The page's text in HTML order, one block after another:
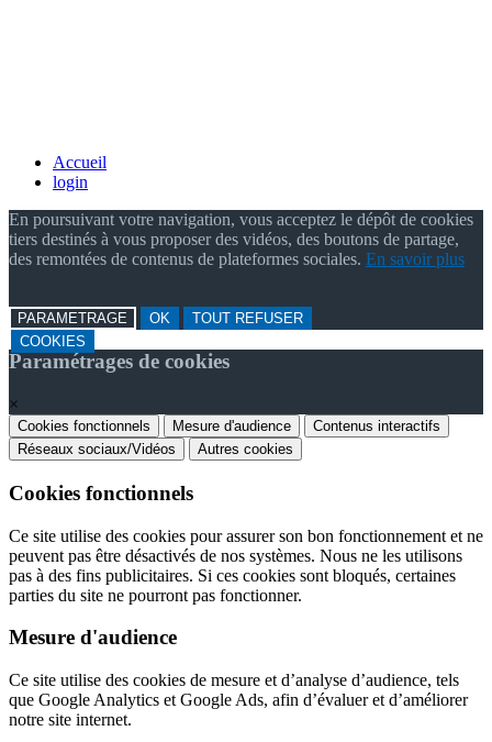
Accueil
login
En poursuivant votre navigation, vous acceptez le dépôt de cookies
tiers destinés à vous proposer des vidéos, des boutons de partage,
des remontées de contenus de plateformes sociales. En savoir plus
PARAMETRAGE OK
TOUT REFUSER
COOKIES
Paramétrages de cookies
×
Cookies fonctionnels Mesure d'audience
Contenus interactifs
Réseaux sociaux/Vidéos
Autres cookies
Cookies fonctionnels
Ce site utilise des cookies pour assurer son bon fonctionnement et ne
peuvent pas être désactivés de nos systèmes. Nous ne les utilisons
pas à des fins publicitaires. Si ces cookies sont bloqués, certaines
parties du site ne pourront pas fonctionner.
Mesure d'audience
Ce site utilise des cookies de mesure et d’analyse d’audience, tels
que Google Analytics et Google Ads, afin d’évaluer et d’améliorer
notre site internet.